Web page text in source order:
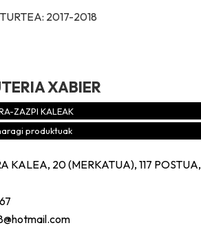
2017-2018
XABIER
ZAZPI KALEAK
produktuak
KALEA, 20 (MERKATUA), 117 POSTUA,